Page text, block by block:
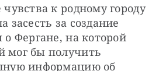
к родному городу
засесть за создание
Фергане, на которой
бы получить
информацию об